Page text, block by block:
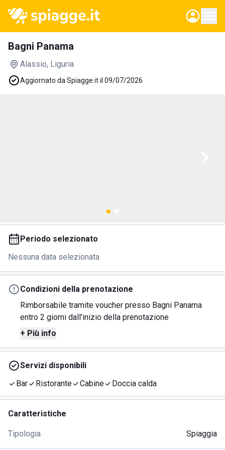
Bagni Panama
Alassio, Liguria
Aggiornato da Spiagge.it il 09/07/2026
Periodo selezionato
Nessuna data selezionata
Condizioni della prenotazione
Rimborsabile tramite voucher presso Bagni Panama
entro 2 giorni dall'inizio della prenotazione
+ Più info
Servizi disponibili
Bar
Ristorante Cabine Doccia calda
Caratteristiche
Tipologia Spiaggia